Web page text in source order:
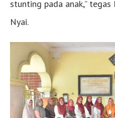
stunting pada anak,”
Nyai.